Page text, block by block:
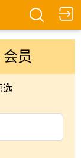
员
选